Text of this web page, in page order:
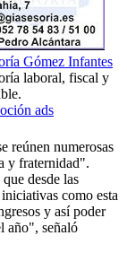
Gómez Infantes
laboral, fiscal y
ads
reúnen numerosas
y fraternidad".
desde las
como esta
y así poder
año", señaló